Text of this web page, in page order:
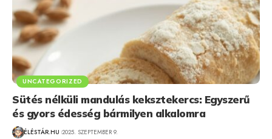
UNCATEGORIZED
Sütés nélküli mandulás keksztekercs: Egyszerű
és gyors édesség bármilyen alkalomra
ÉLÉSTÁR.HU 2025. SZEPTEMBER 9.